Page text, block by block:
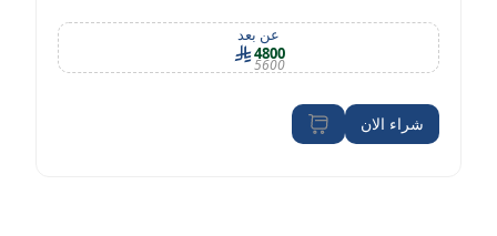
عن بعد
4800
5600
شراء الان